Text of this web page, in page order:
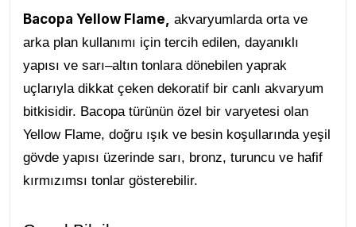
Bacopa Yellow Flame, akvaryumlarda orta ve
arka plan kullanımı için tercih edilen, dayanıklı
yapısı ve sarı–altın tonlara dönebilen yaprak
uçlarıyla dikkat çeken dekoratif bir canlı akvaryum
bitkisidir. Bacopa türünün özel bir varyetesi olan
Yellow Flame, doğru ışık ve besin koşullarında yeşil
gövde yapısı üzerinde sarı, bronz, turuncu ve hafif
kırmızımsı tonlar gösterebilir.